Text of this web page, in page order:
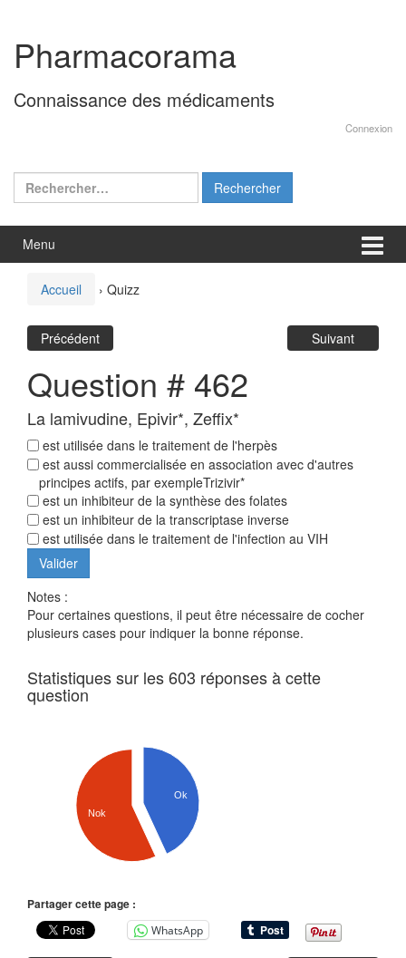
contenu
menu
principal
Pharmacorama
Connaissance des médicaments
Connexion
Rechercher :
Menu
Accueil › Quizz
Précédent Suivant
Question # 462
La lamivudine, Epivir*, Zeffix*
est utilisée dans le traitement de l'herpès
est aussi commercialisée en association avec d'autres
principes actifs, par exempleTrizivir*
est un inhibiteur de la synthèse des folates
est un inhibiteur de la transcriptase inverse
est utilisée dans le traitement de l'infection au VIH
Notes :
Pour certaines questions, il peut être nécessaire de cocher
plusieurs cases pour indiquer la bonne réponse.
Statistiques sur les 603 réponses à cette
question
Ok
Nok
Partager cette page :
WhatsApp